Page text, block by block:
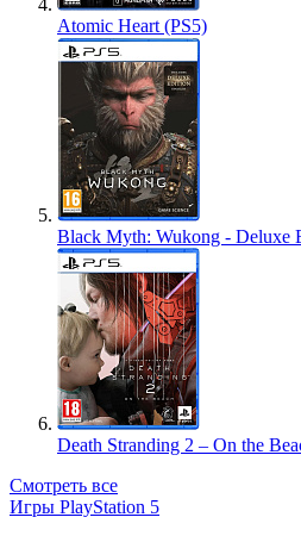
Atomic Heart (PS5)
Black Myth: Wukong - Deluxe
Death Stranding 2 – On the
Смотреть все
Игры PlayStation 5